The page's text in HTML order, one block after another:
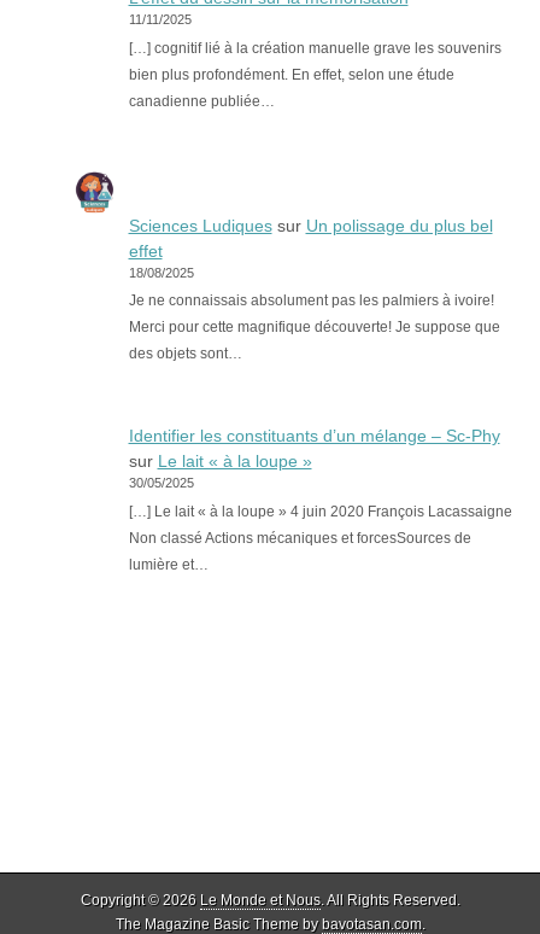
11/11/2025
[…] cognitif lié à la création manuelle grave les souvenirs
bien plus profondément. En effet, selon une étude
canadienne publiée…
Sciences Ludiquessur Un polissage du plus bel
effet
18/08/2025
Je ne connaissais absolument pas les palmiers à ivoire!
Merci pour cette magnifique découverte! Je suppose que
des objets sont…
Identifier les constituants d’un mélange – Sc-Phy
sur Le lait « à la loupe »
30/05/2025
[…] Le lait « à la loupe » 4 juin 2020 François Lacassaigne
Non classé Actions mécaniques et forcesSources de
lumière et…
Copyright © 2026 Le Monde et Nous. All Rights Reserved.
The Magazine Basic Theme bybavotasan.com.